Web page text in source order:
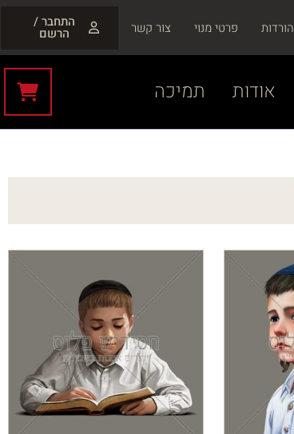
הורדות פרטי מנוי צור קשר התחבר /
הרשם
אודות תמיכה